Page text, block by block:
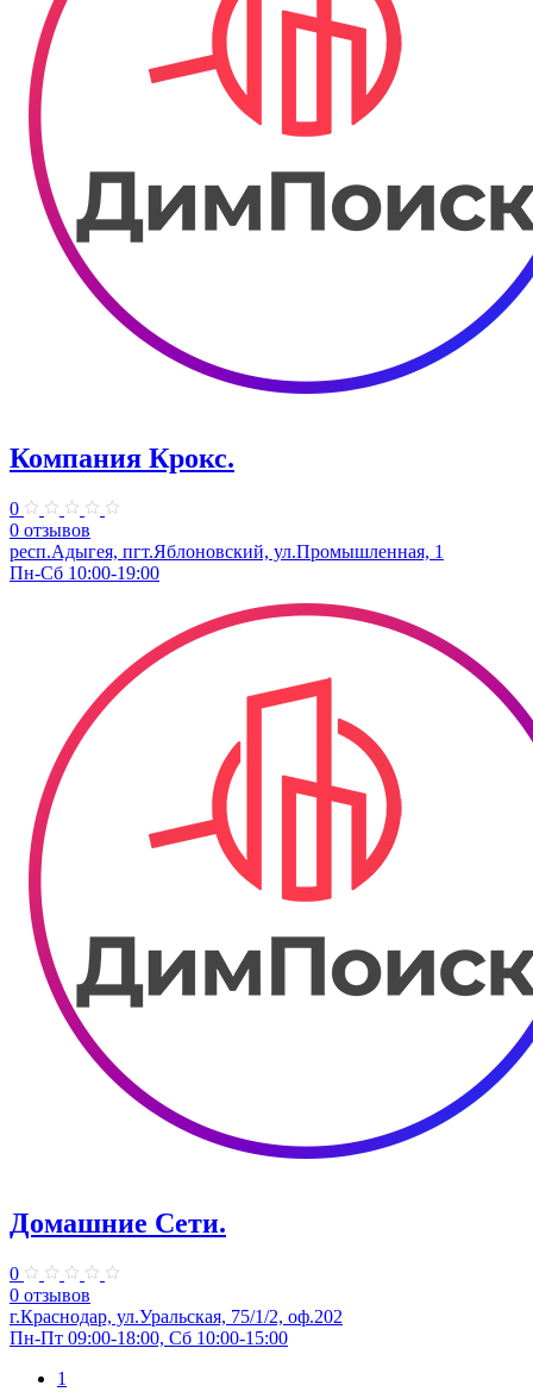
Компания Крокс.
0
0 отзывов
респ.Адыгея, пгт.Яблоновский, ул.Промышленная, 1
Пн-Сб 10:00-19:00
Домашние Сети.
0
0 отзывов
г.Краснодар, ул.Уральская, 75/1/2, оф.202
Пн-Пт 09:00-18:00, Сб 10:00-15:00
1